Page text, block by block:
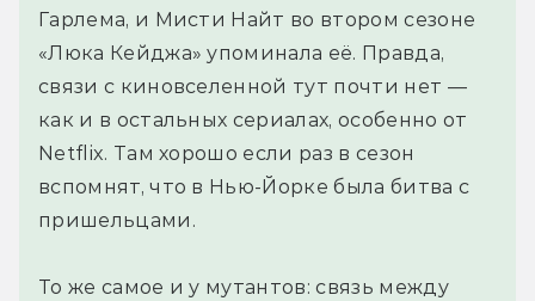
Гарлема, и Мисти Найт во втором сезоне
«Люка Кейджа» упоминала её. Правда,
связи с киновселенной тут почти нет —
как и в остальных сериалах, особенно от
Netflix. Там хорошо если раз в сезон
вспомнят, что в Нью-Йорке была битва с
пришельцами.
То же самое и у мутантов: связь между